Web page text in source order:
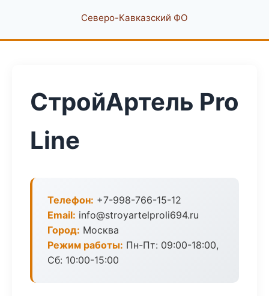
Северо-Кавказский ФО
СтройАртель Pro
Line
Телефон: +7-998-766-15-12
Email: info@stroyartelproli694.ru
Город: Москва
Режим работы: Пн-Пт: 09:00-18:00,
Сб: 10:00-15:00